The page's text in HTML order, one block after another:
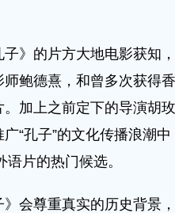
的片方大地电影获知
鲍德熹，和曾多次获得
加上之前定下的导演胡
“孔子”的文化传播浪潮
语片的热门候选。
尊重真实的历史背景，